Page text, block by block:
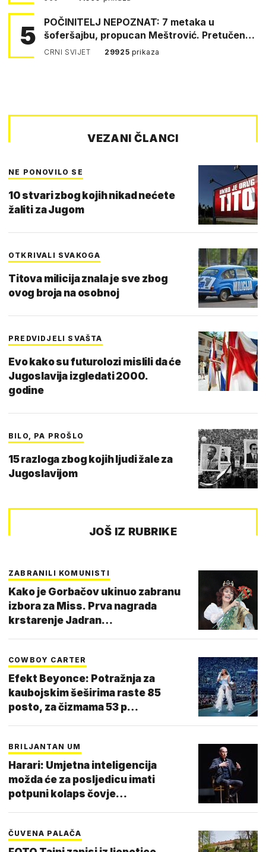
5
POČINITELJ NEPOZNAT: 7 metaka u
šoferšajbu, propucan Meštrović. Pretučen
Pejin
CRNI SVIJET 29925 prikaza
VEZANI ČLANCI
NE PONOVILO SE
10 stvari zbog kojih nikad nećete
žaliti za Jugom
OTKRIVALI SVAKOGA
Titova milicija znala je sve zbog
ovog broja na osobnoj
PREDVIDJELI SVAŠTA
Evo kako su futurolozi mislili da će
Jugoslavija izgledati 2000.
godine
BILO, PA PROŠLO
15 razloga zbog kojih ljudi žale za
Jugoslavijom
JOŠ IZ RUBRIKE
ZABRANILI KOMUNISTI
Kako je Gorbačov ukinuo zabranu
izbora za Miss. Prva nagrada
krstarenje Jadran…
COWBOY CARTER
Efekt Beyonce: Potražnja za
kaubojskim šeširima raste 85
posto, za čizmama 53 p…
BRILJANTAN UM
Harari: Umjetna inteligencija
možda će za posljedicu imati
potpuni kolaps čovje…
ČUVENA PALAČA